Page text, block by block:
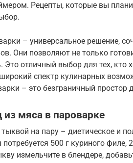
Рецепты, которые вы
– универсальное решение,
Они позволяют не только
Это отличный выбор для тех, кто
спектр кулинарных
– это безграничный простор
мяса в пароварке
на пару – диетическое и
500 г куриного
измельчите в блендере,